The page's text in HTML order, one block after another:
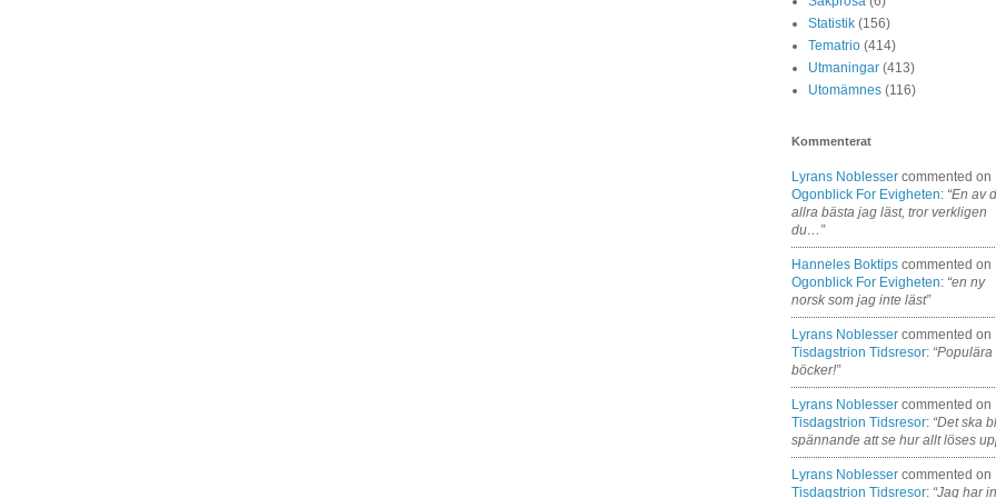
Statistik (156)
Tematrio (414)
Utmaningar (413)
Utomämnes (116)
Kommenterat
Lyrans Noblesser commented on
Ogonblick For Evigheten: “En av
allra bästa jag läst, tror verkligen
du…”
Hanneles Boktips commented on
Ogonblick For Evigheten: “en ny
norsk som jag inte läst”
Lyrans Noblesser commented on
Tisdagstrion Tidsresor: “Populära
böcker!”
Lyrans Noblesser commented on
Tisdagstrion Tidsresor: “Det ska
spännande att se hur allt löses
Lyrans Noblesser commented on
Tisdagstrion Tidsresor: “Jag har